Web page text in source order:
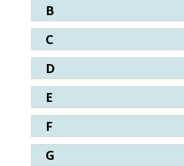
B
C
D
E
F
G